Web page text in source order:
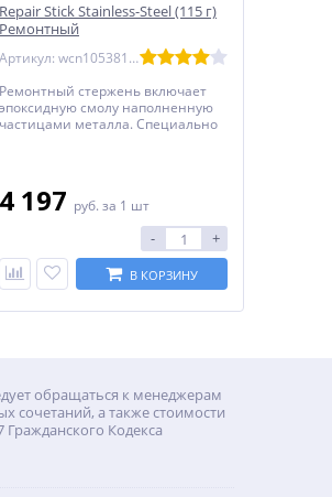
Repair Stick Stainless-Steel (115 г)
Ремонтный
стержень.Нержавеющая сталь.
(wcn10538115)
Артикул: wcn10538115-34
Ремонтный стержень включает
эпоксидную смолу наполненную
частицами металла. Специально
4 197 руб. за 1 шт
- +
В КОРЗИНУ
обращаться к менеджерам
сочетаний, а также стоимости
Кодекса